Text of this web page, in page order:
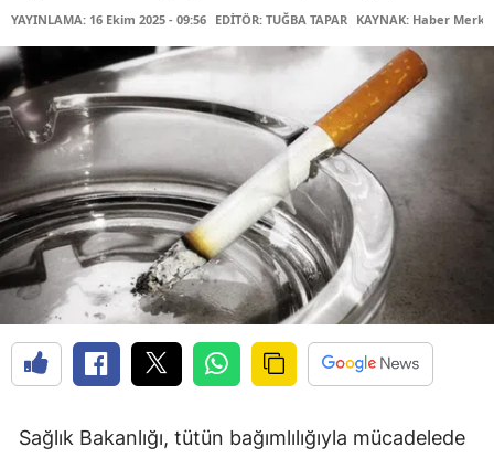
YAYINLAMA: 16 Ekim 2025 - 09:56 EDİTÖR: TUĞBA TAPAR KAYNAK: Haber
Sağlık Bakanlığı, tütün bağımlılığıyla mücadelede